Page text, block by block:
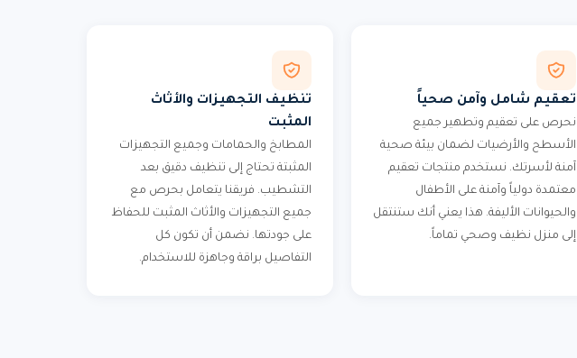
تعقيم شامل وآمن صحياً
نحرص على تعقيم وتطهير جميع
الأسطح والأرضيات لضمان بيئة صحية
آمنة لأسرتك. نستخدم منتجات تعقيم
معتمدة دولياً وآمنة على الأطفال
والحيوانات الأليفة. هذا يعني أنك ستنتقل
إلى منزل نظيف وصحي تماماً.
تنظيف التجهيزات والأثاث
المثبت
المطابخ والحمامات وجميع التجهيزات
المثبتة تحتاج إلى تنظيف دقيق بعد
التشطيب. فريقنا يتعامل بحرص مع
جميع التجهيزات والأثاث المثبت للحفاظ
على جودتها. نضمن أن تكون كل
التفاصيل براقة وجاهزة للاستخدام.